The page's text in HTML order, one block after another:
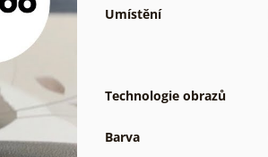
Umístění
Technologie obrazů
Barva